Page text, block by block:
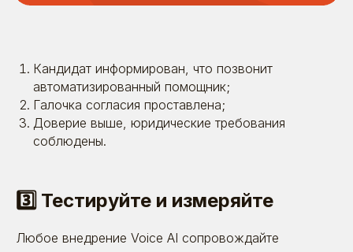
Кандидат информирован, что позвонит
автоматизированный помощник;
Галочка согласия проставлена;
Доверие выше, юридические требования
соблюдены.
3️⃣ Тестируйте и измеряйте
Любое внедрение Voice AI сопровождайте